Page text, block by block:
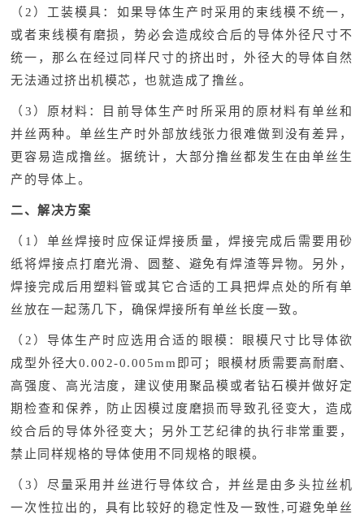
（2）工装模具：如果导体生产时采用的束线模不统一，
或者束线模有磨损，势必会造成绞合后的导体外径尺寸不
统一，那么在经过同样尺寸的挤出时，外径大的导体自然
无法通过挤出机模芯，也就造成了撸丝。
（3）原材料：目前导体生产时所采用的原材料有单丝和
并丝两种。单丝生产时外部放线张力很难做到没有差异，
更容易造成撸丝。据统计，大部分撸丝都发生在由单丝生
产的导体上。
二、解决方案
（1）单丝焊接时应保证焊接质量，焊接完成后需要用砂
纸将焊接点打磨光滑、圆整、避免有焊渣等异物。另外，
焊接完成后用塑料管或其它合适的工具把焊点处的所有单
丝放在一起荡几下，确保焊接所有单丝长度一致。
（2）导体生产时应选用合适的眼模：眼模尺寸比导体欲
成型外径大0.002-0.005mm即可；眼模材质需要高耐磨、
高强度、高光洁度，建议使用聚品模或者钻石模并做好定
期检查和保养，防止因模过度磨损而导致孔径变大，造成
绞合后的导体外径变大；另外工艺纪律的执行非常重要，
禁止同样规格的导体使用不同规格的眼模。
（3）尽量采用并丝进行导体纹合，并丝是由多头拉丝机
一次性拉出的，具有比较好的稳定性及一致性,可避免单丝